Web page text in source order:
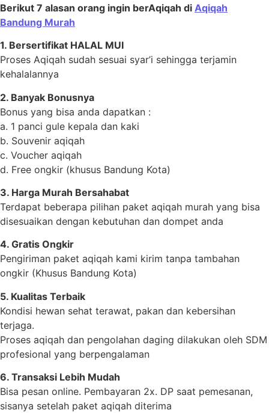
Berikut 7 alasan orang ingin berAqiqah di Aqiqah
Bandung Murah
1. Bersertifikat HALAL MUI
Proses Aqiqah sudah sesuai syar’i sehingga terjamin
kehalalannya
2. Banyak Bonusnya
Bonus yang bisa anda dapatkan :
a. 1 panci gule kepala dan kaki
b. Souvenir aqiqah
c. Voucher aqiqah
d. Free ongkir (khusus Bandung Kota)
3. Harga Murah Bersahabat
Terdapat beberapa pilihan paket aqiqah murah yang bisa
disesuaikan dengan kebutuhan dan dompet anda
4. Gratis Ongkir
Pengiriman paket aqiqah kami kirim tanpa tambahan
ongkir (Khusus Bandung Kota)
5. Kualitas Terbaik
Kondisi hewan sehat terawat, pakan dan kebersihan
terjaga.
Proses aqiqah dan pengolahan daging dilakukan oleh SDM
profesional yang berpengalaman
6. Transaksi Lebih Mudah
Bisa pesan online. Pembayaran 2x. DP saat pemesanan,
sisanya setelah paket aqiqah diterima